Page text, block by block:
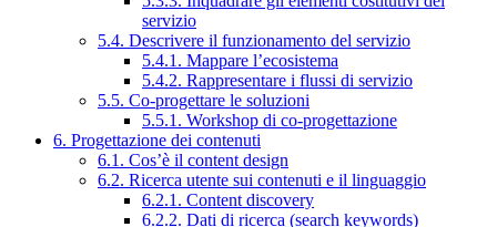
servizio
5.4. Descrivere il funzionamento del servizio
5.4.1. Mappare l’ecosistema
5.4.2. Rappresentare i flussi di servizio
5.5. Co-progettare le soluzioni
5.5.1. Workshop di co-progettazione
6. Progettazione dei contenuti
6.1. Cos’è il content design
6.2. Ricerca utente sui contenuti e il linguaggio
6.2.1. Content discovery
6.2.2. Dati di ricerca (search keywords)